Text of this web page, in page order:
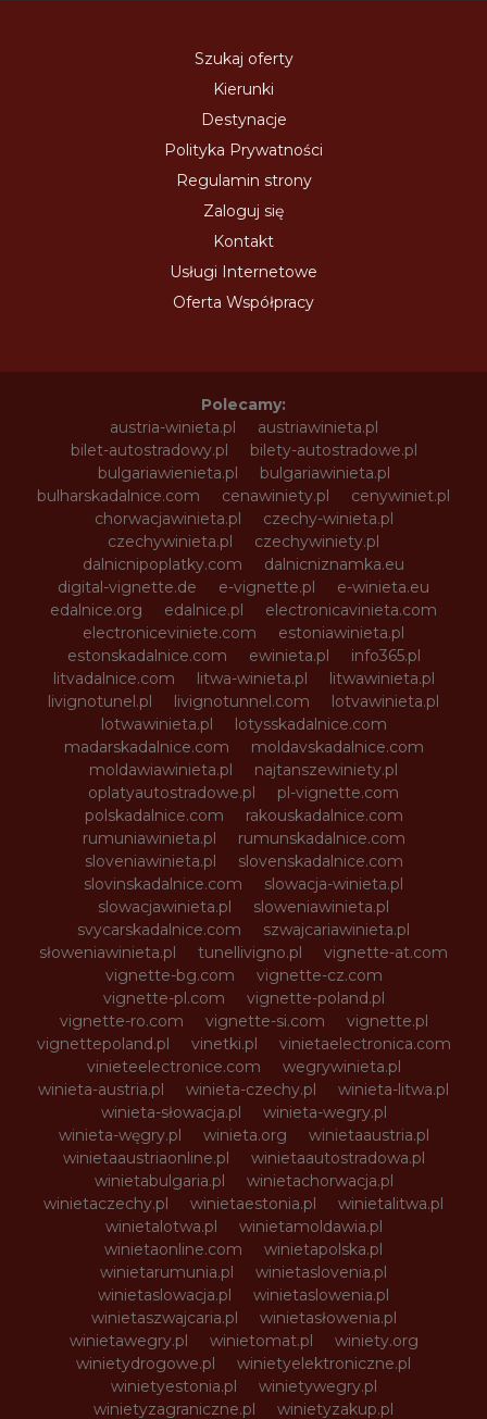
Szukaj oferty
Kierunki
Destynacje
Polityka Prywatności
Regulamin strony
Zaloguj się
Kontakt
Usługi Internetowe
Oferta Współpracy
Polecamy:
austria-winieta.pl
austriawinieta.pl
bilet-autostradowy.pl
bilety-autostradowe.pl
bulgariawienieta.pl
bulgariawinieta.pl
bulharskadalnice.com
cenawiniety.pl
cenywiniet.pl
chorwacjawinieta.pl
czechy-winieta.pl
czechywinieta.pl
czechywiniety.pl
dalnicnipoplatky.com
dalnicniznamka.eu
digital-vignette.de
e-vignette.pl
e-winieta.eu
edalnice.org
edalnice.pl
electronicavinieta.com
electroniceviniete.com
estoniawinieta.pl
estonskadalnice.com
ewinieta.pl
info365.pl
litvadalnice.com
litwa-winieta.pl
litwawinieta.pl
livignotunel.pl
livignotunnel.com
lotvawinieta.pl
lotwawinieta.pl
lotysskadalnice.com
madarskadalnice.com
moldavskadalnice.com
moldawiawinieta.pl
najtanszewiniety.pl
oplatyautostradowe.pl
pl-vignette.com
polskadalnice.com
rakouskadalnice.com
rumuniawinieta.pl
rumunskadalnice.com
sloveniawinieta.pl
slovenskadalnice.com
slovinskadalnice.com
slowacja-winieta.pl
slowacjawinieta.pl
sloweniawinieta.pl
svycarskadalnice.com
szwajcariawinieta.pl
słoweniawinieta.pl
tunellivigno.pl
vignette-at.com
vignette-bg.com
vignette-cz.com
vignette-pl.com
vignette-poland.pl
vignette-ro.com
vignette-si.com
vignette.pl
vignettepoland.pl
vinetki.pl
vinietaelectronica.com
vinieteelectronice.com
wegrywinieta.pl
winieta-austria.pl
winieta-czechy.pl
winieta-litwa.pl
winieta-słowacja.pl
winieta-wegry.pl
winieta-węgry.pl
winieta.org
winietaaustria.pl
winietaaustriaonline.pl
winietaautostradowa.pl
winietabulgaria.pl
winietachorwacja.pl
winietaczechy.pl
winietaestonia.pl
winietalitwa.pl
winietalotwa.pl
winietamoldawia.pl
winietaonline.com
winietapolska.pl
winietarumunia.pl
winietaslovenia.pl
winietaslowacja.pl
winietaslowenia.pl
winietaszwajcaria.pl
winietasłowenia.pl
winietawegry.pl
winietomat.pl
winiety.org
winietydrogowe.pl
winietyelektroniczne.pl
winietyestonia.pl
winietywegry.pl
winietyzagraniczne.pl
winietyzakup.pl